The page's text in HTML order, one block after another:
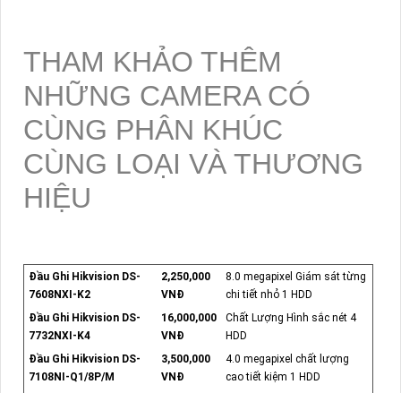
THAM KHẢO THÊM
NHỮNG CAMERA CÓ
CÙNG PHÂN KHÚC
CÙNG LOẠI VÀ THƯƠNG
HIỆU
Đầu Ghi Hikvision DS-
7608NXI-K2
2,250,000
VNĐ
8.0 megapixel Giám sát từng
chi tiết nhỏ 1 HDD
Đầu Ghi Hikvision DS-
7732NXI-K4
16,000,000
VNĐ
Chất Lượng Hình sắc nét 4
HDD
Đầu Ghi Hikvision DS-
7108NI-Q1/8P/M
3,500,000
VNĐ
4.0 megapixel chất lượng
cao tiết kiệm 1 HDD